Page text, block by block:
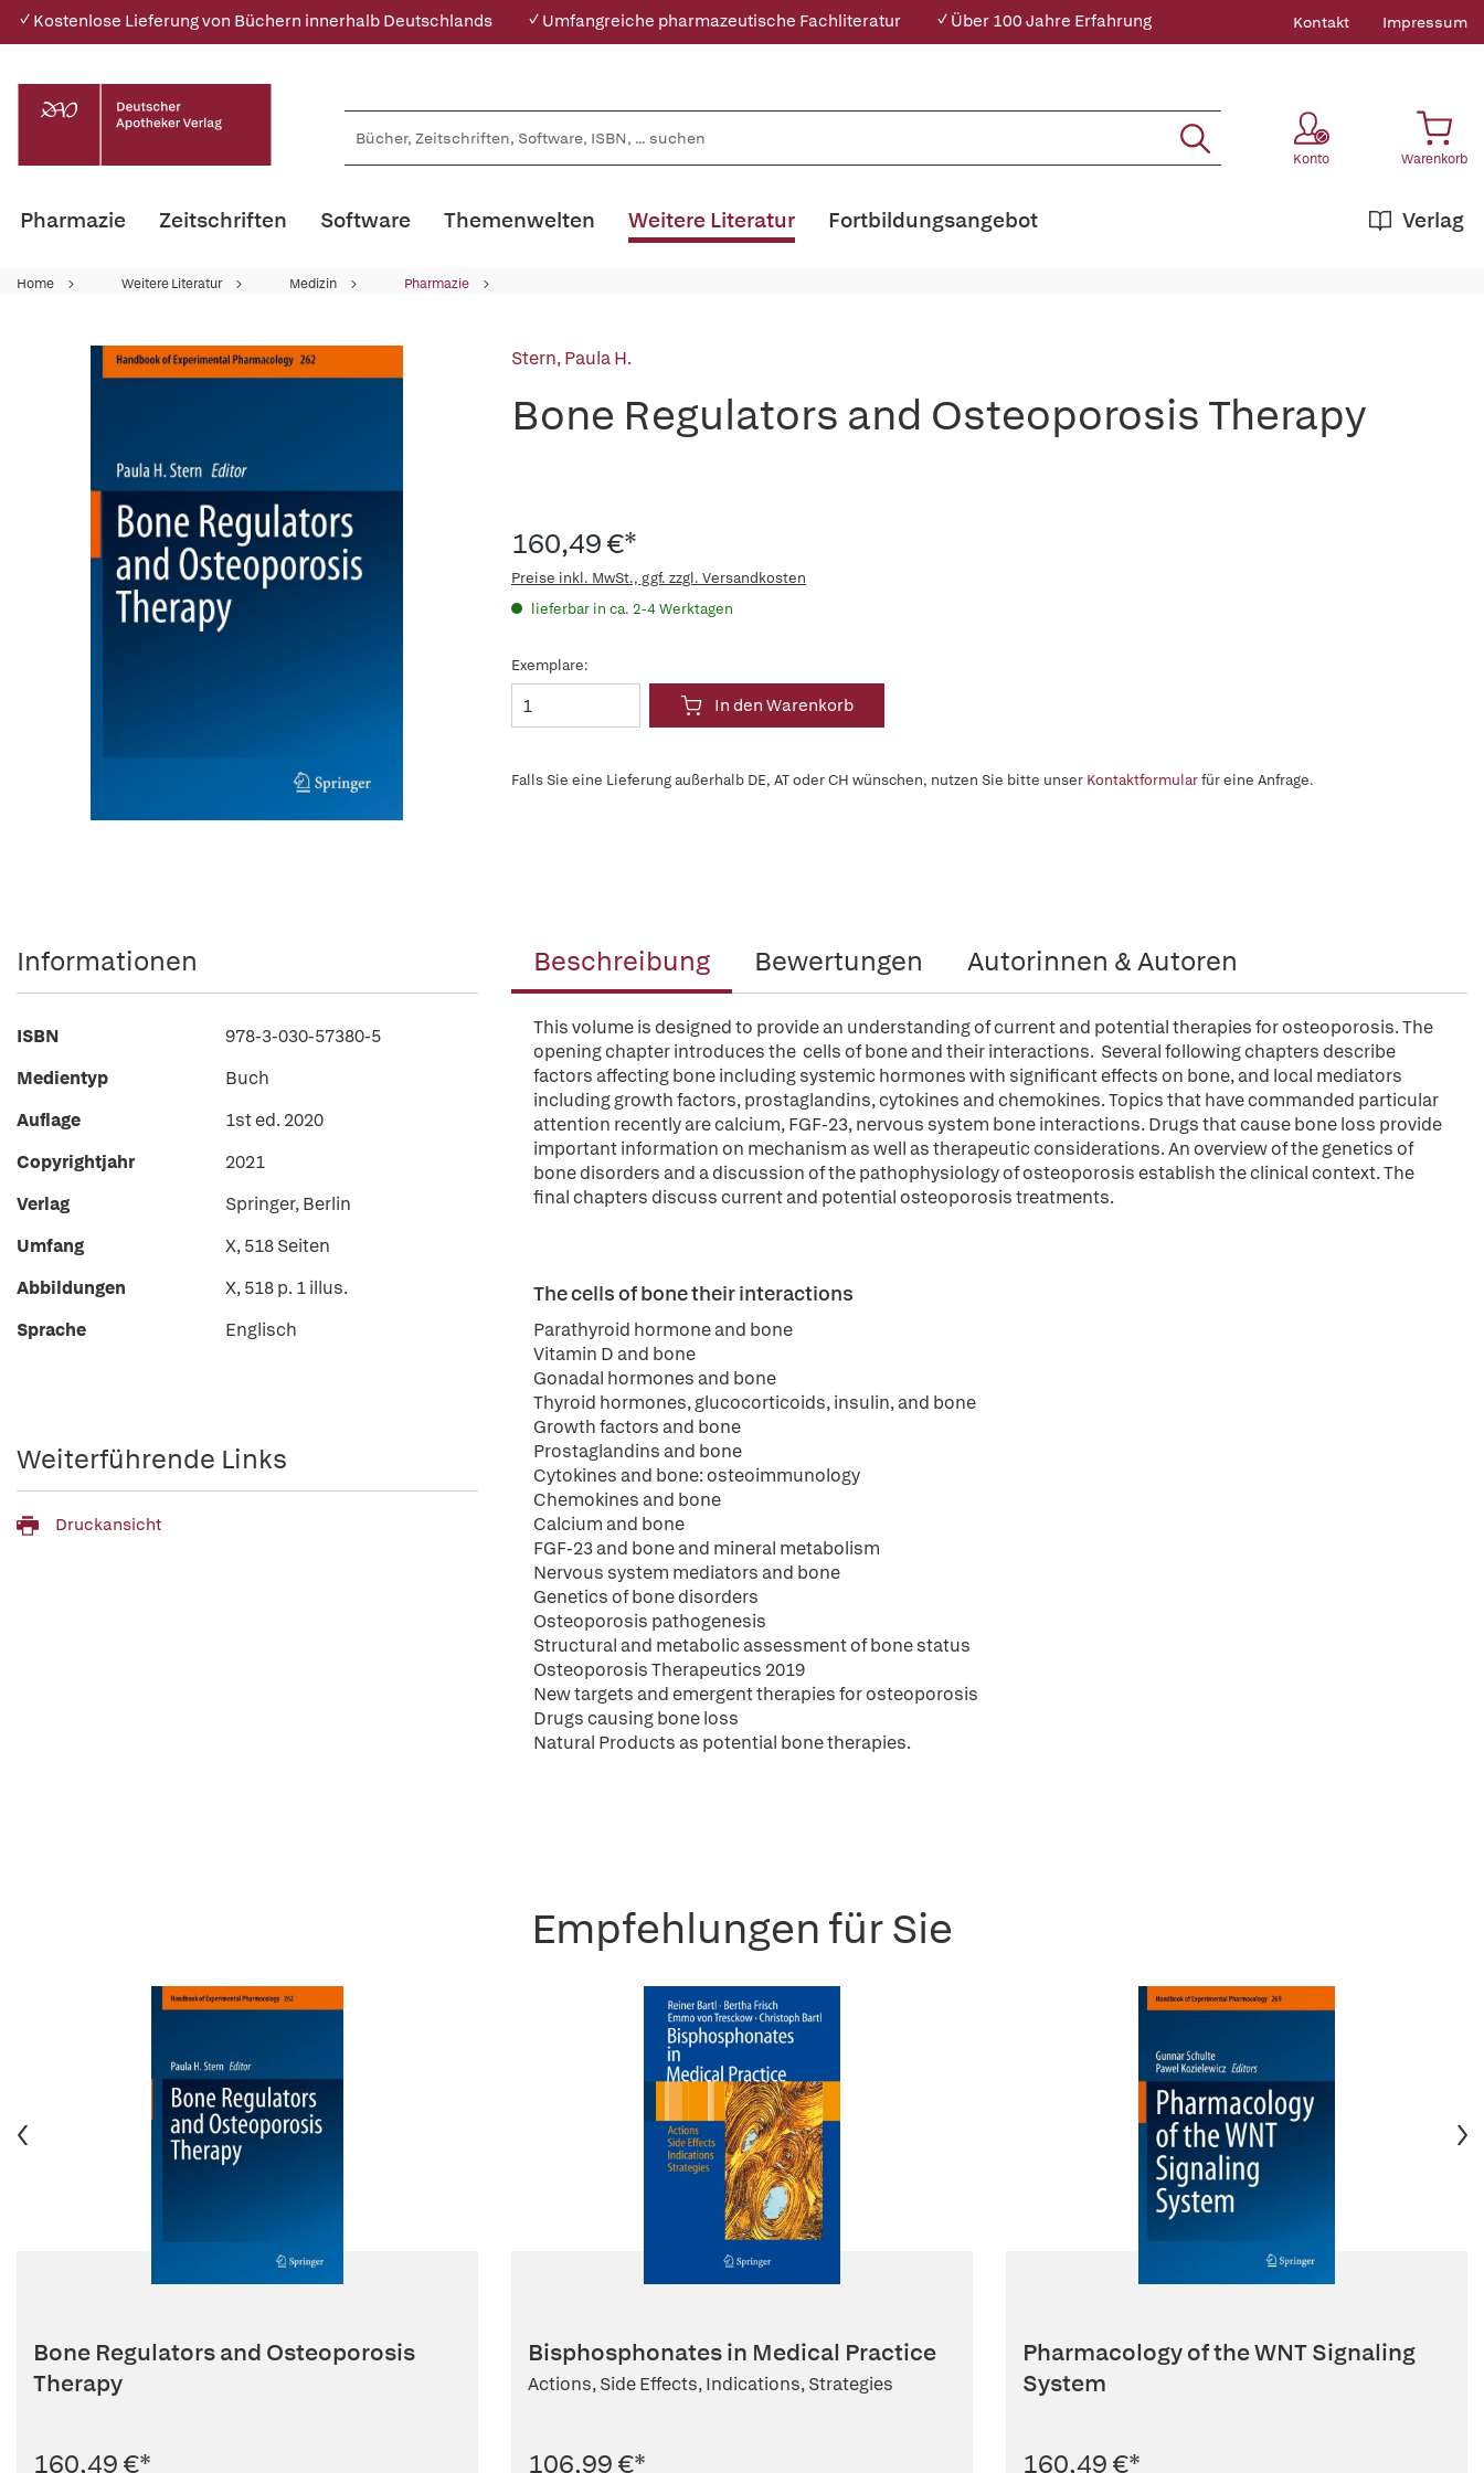
✓ Kostenlose Lieferung von Büchern innerhalb Deutschlands ✓ Umfangreiche pharmazeutische Fachliteratur ✓ Über 100 Jahre Erfahrung Kontakt Impressum
Konto Warenkorb
Pharmazie Zeitschriften Software Themenwelten Weitere Literatur Verlag
Fortbildungsangebot
Home Weitere Literatur Medizin Pharmazie
Stern, Paula H.
Bone Regulators and Osteoporosis Therapy
160,49 €*
Preise inkl. MwSt., ggf. zzgl. Versandkosten
lieferbar in ca. 2-4 Werktagen
Exemplare:
In den Warenkorb
Falls Sie eine Lieferung außerhalb DE, AT oder CH wünschen, nutzen Sie bitte unser Kontaktformularfür eine Anfrage.
Beschreibung Bewertungen Autorinnen & Autoren
This volume is designed to provide an understanding of current and potential therapies for osteoporosis. The
opening chapter introduces the cells of bone and their interactions. Several following chapters describe
factors affecting bone including systemic hormones with significant effects on bone, and local mediators
including growth factors, prostaglandins, cytokines and chemokines. Topics that have commanded particular
attention recently are calcium, FGF-23, nervous system bone interactions. Drugs that cause bone loss provide
important information on mechanism as well as therapeutic considerations. An overview of the genetics of
bone disorders and a discussion of the pathophysiology of osteoporosis establish the clinical context. The
final chapters discuss current and potential osteoporosis treatments.
The cells of bone their interactions
Parathyroid hormone and bone
Vitamin D and bone
Gonadal hormones and bone
Thyroid hormones, glucocorticoids, insulin, and bone
Growth factors and bone
Prostaglandins and bone
Cytokines and bone: osteoimmunology
Chemokines and bone
Calcium and bone
FGF-23 and bone and mineral metabolism
Nervous system mediators and bone
Genetics of bone disorders
Osteoporosis pathogenesis
Structural and metabolic assessment of bone status
Osteoporosis Therapeutics 2019
New targets and emergent therapies for osteoporosis
Drugs causing bone loss
Natural Products as potential bone therapies.
Informationen
ISBN
978-3-030-57380-5
Medientyp
Buch
Auflage
1st ed. 2020
Copyrightjahr
2021
Verlag
Springer, Berlin
Umfang
X, 518 Seiten
Abbildungen
X, 518 p. 1 illus.
Sprache
Englisch
Weiterführende Links
Druckansicht
Empfehlungen für Sie
Bone Regulators and Osteoporosis
Therapy
160,49 €*
Bisphosphonates in Medical Practice
Actions, Side Effects, Indications, Strategies
106,99 €*
Pharmacology of the WNT Signaling
System
160,49 €*